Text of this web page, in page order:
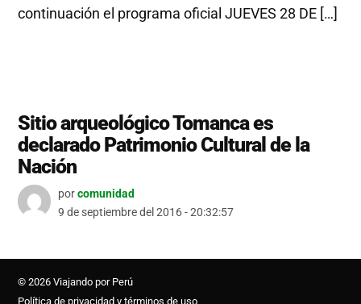
continuación el programa oficial JUEVES 28 DE […]
Sitio arqueológico Tomanca es
declarado Patrimonio Cultural de la
Nación
porcomunidad
9 de septiembre del 2016 - 20:32:57
© 2026 Viajando por Perú
Política de privacidad y términos de uso